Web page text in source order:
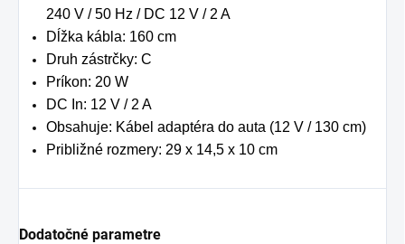
240 V / 50 Hz / DC 12 V / 2 A
Dĺžka kábla: 160 cm
Druh zástrčky: C
Príkon: 20 W
DC In: 12 V / 2 A
Obsahuje: Kábel adaptéra do auta (12 V / 130 cm)
Približné rozmery: 29 x 14,5 x 10 cm
Dodatočné parametre